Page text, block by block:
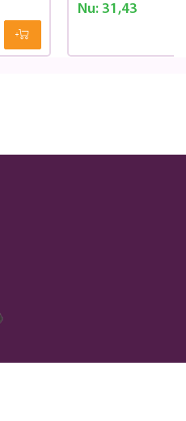
Nu:31,43